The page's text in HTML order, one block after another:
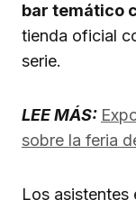
bar temático
tienda oficial
serie.
LEE MÁS:
sobre la feria
Los asistentes